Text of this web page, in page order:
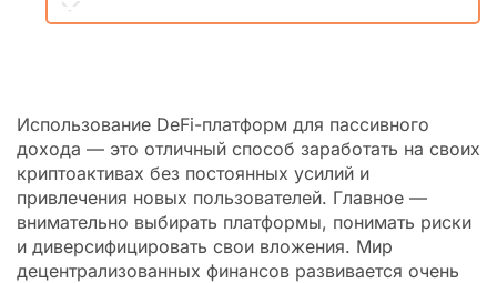
Использование DeFi-платформ для пассивного
дохода — это отличный способ заработать на своих
криптоактивах без постоянных усилий и
привлечения новых пользователей. Главное —
внимательно выбирать платформы, понимать риски
и диверсифицировать свои вложения. Мир
децентрализованных финансов развивается очень